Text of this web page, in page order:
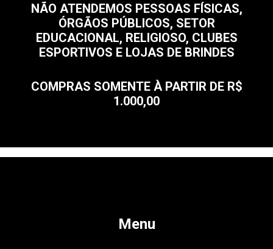
NÃO ATENDEMOS PESSOAS FÍSICAS,
ÓRGÃOS PÚBLICOS, SETOR
EDUCACIONAL, RELIGIOSO, CLUBES
ESPORTIVOS E LOJAS DE BRINDES
COMPRAS SOMENTE À PARTIR DE R$
1.000,00
Menu